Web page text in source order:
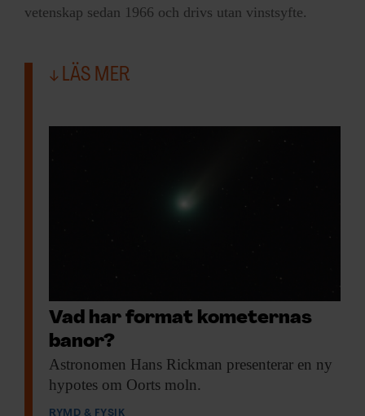
vetenskap sedan 1966 och drivs utan vinstsyfte.
LÄS MER
Vad har format kometernas
banor?
Astronomen Hans Rickman presenterar en ny
hypotes om Oorts moln.
RYMD & FYSIK